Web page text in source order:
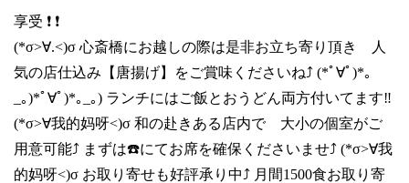
享受 ❗ ❗
(*σ>∀.<)σ 心斎橋にお越しの際は是非お立ち寄り頂き 人
気の店仕込み【唐揚げ】をご賞味くださいね⤴️ (*ﾟ∀ﾟ)*｡
_｡)*ﾟ∀ﾟ)*｡_｡) ランチにはご飯とおうどん両方付いてます‼️
(*σ>∀我的妈呀<)σ 和の赴きある店内で 大小の個室がご
用意可能⤴️ まずは☎️にてお席を確保くださいませ⤴️ (*σ>∀我
的妈呀<)σ お取り寄せも好評承り中⤴️ 月間1500食お取り寄